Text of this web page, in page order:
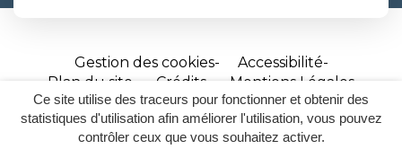
Ce site utilise des traceurs pour fonctionner et obtenir des
statistiques d'utilisation afin améliorer l'utilisation, vous pouvez
contrôler ceux que vous souhaitez activer.
Gestion des cookies
Accessibilité
Plan du site
Crédits
Mentions Légales
Site
réalisé